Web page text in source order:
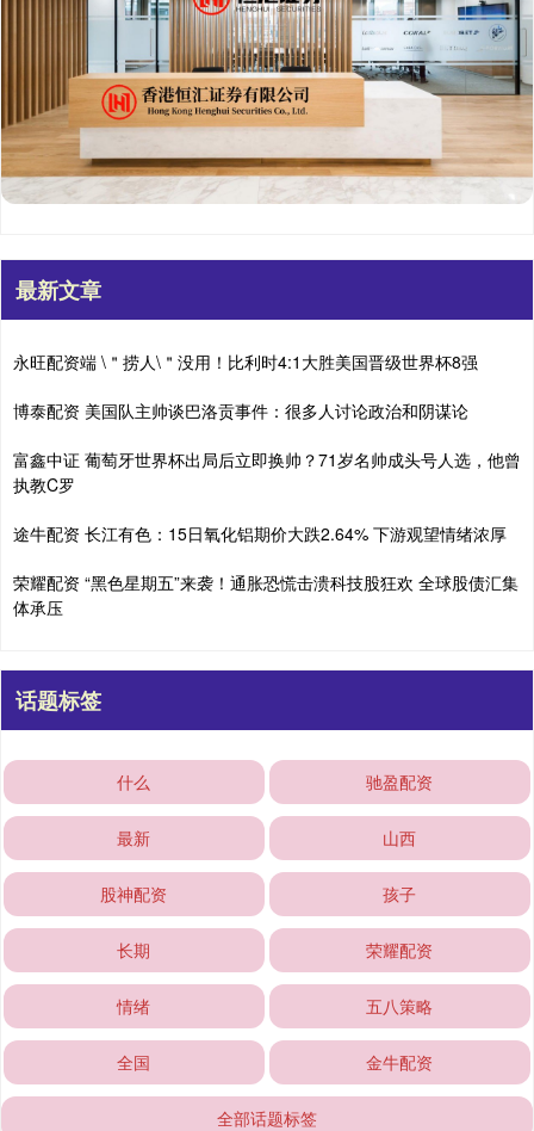
最新文章
永旺配资端 \＂捞人\＂没用！比利时4:1大胜美国晋级世界杯8强
博泰配资 美国队主帅谈巴洛贡事件：很多人讨论政治和阴谋论
富鑫中证 葡萄牙世界杯出局后立即换帅？71岁名帅成头号人选，他曾
执教C罗
途牛配资 长江有色：15日氧化铝期价大跌2.64% 下游观望情绪浓厚
荣耀配资 “黑色星期五”来袭！通胀恐慌击溃科技股狂欢 全球股债汇集
体承压
话题标签
什么 驰盈配资
最新 山西
股神配资 孩子
长期 荣耀配资
情绪 五八策略
全国 金牛配资
全部话题标签